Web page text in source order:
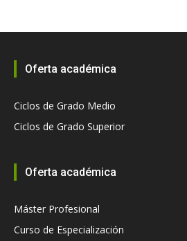
Oferta académica
Ciclos de Grado Medio
Ciclos de Grado Superior
Oferta académica
Máster Profesional
Curso de Especialización